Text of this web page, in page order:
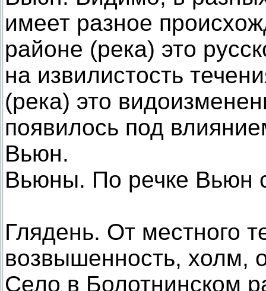
имеет разное
районе (река) это
на извилистость
(река) это
появилось под
Вьюн.
Вьюны. По речке Вьюн
Глядень. От местного
возвышенность, холм,
Село в Болотнинском